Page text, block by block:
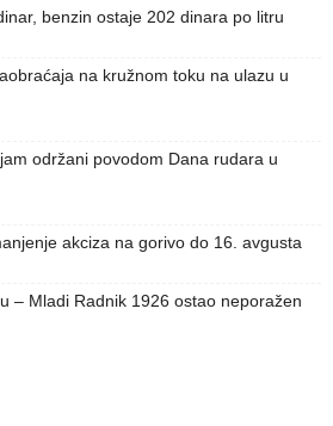
benzin ostaje 202 dinara po litru
na kružnom toku na ulazu u
održani povodom Dana rudara u
akciza na gorivo do 16. avgusta
– Mladi Radnik 1926 ostao neporažen